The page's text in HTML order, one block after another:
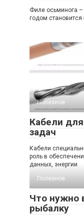
Филе осьминога
годом
Полезное
Кабели
задач
Кабели
роль в
данных, энергии
Полезное
Что нужно
рыбалку